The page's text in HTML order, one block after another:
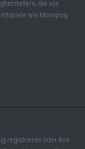
die von
wie Monopoly
registrieren oder Ihre